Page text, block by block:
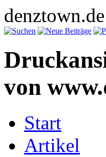
denztown.de
von
Start
Artikel